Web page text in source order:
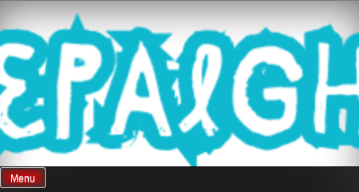
content
Mnepalghopa
Review Game
Terkini Paling
Menu